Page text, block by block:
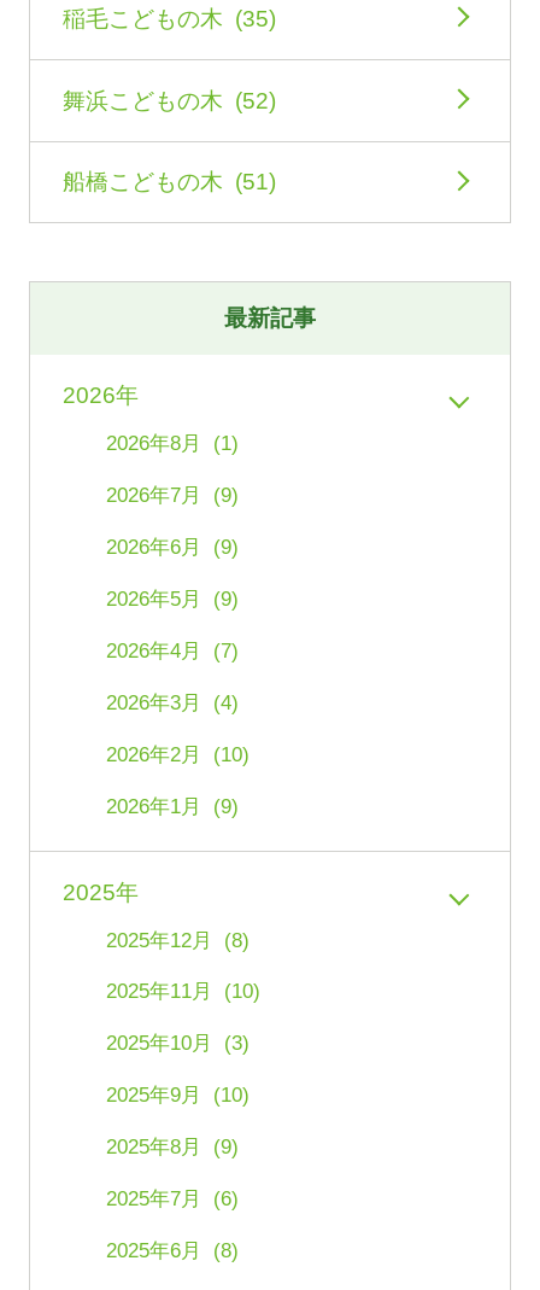
稲毛こどもの木 (35)
舞浜こどもの木 (52)
船橋こどもの木 (51)
最新記事
2026年
2026年8月 (1)
2026年7月 (9)
2026年6月 (9)
2026年5月 (9)
2026年4月 (7)
2026年3月 (4)
2026年2月 (10)
2026年1月 (9)
2025年
2025年12月 (8)
2025年11月 (10)
2025年10月 (3)
2025年9月 (10)
2025年8月 (9)
2025年7月 (6)
2025年6月 (8)